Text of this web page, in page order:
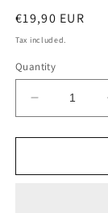
Regular
price
€19,90 EUR
Tax included.
Quantity
Decrease
quantity
for
Саамский